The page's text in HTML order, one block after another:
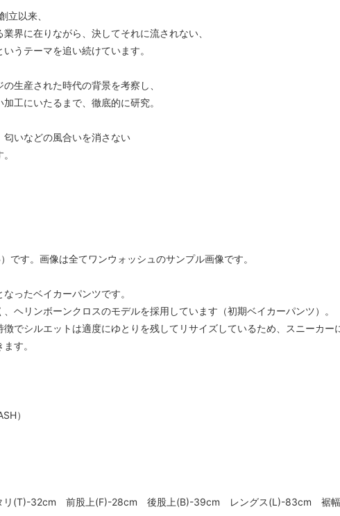
立以来、
界に在りながら、決してそれに流されない、
うテーマを追い続けています。
生産された時代の背景を考察し、
工にいたるまで、徹底的に研究。
いなどの風合いを消さない
です。画像は全てワンウォッシュのサンプル画像です。
ったベイカーパンツです。
ヘリンボーンクロスのモデルを採用しています（初期ベイカーパンツ）。
でシルエットは適度にゆとりを残してリサイズしているため、スニーカー
す。
）
リ(T)-32cm 前股上(F)-28cm 後股上(B)-39cm レングス(L)-83cm 裾幅